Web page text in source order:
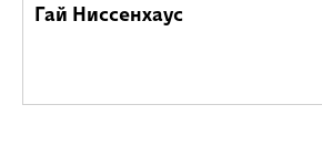
Гай Ниссенхаус